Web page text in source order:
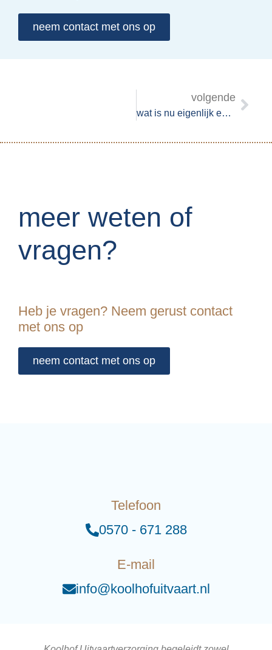
neem contact met ons op
volgende
wat is nu eigenlijk echt belangrijk in het leven?
meer weten of
vragen?
Heb je vragen? Neem gerust contact
met ons op
neem contact met ons op
Telefoon
0570 - 671 288
E-mail
info@koolhofuitvaart.nl